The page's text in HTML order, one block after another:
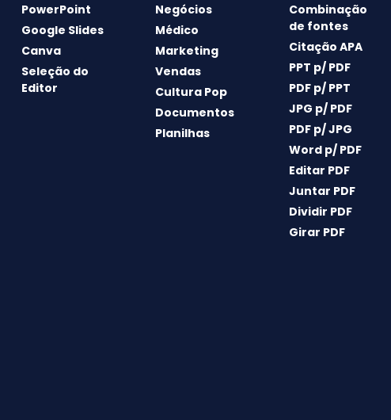
PowerPoint
Google Slides
Canva
Seleção do
Editor
Negócios
Médico
Marketing
Vendas
Cultura Pop
Documentos
Planilhas
Combinação
de fontes
Citação APA
PPT p/ PDF
PDF p/ PPT
JPG p/ PDF
PDF p/ JPG
Word p/ PDF
Editar PDF
Juntar PDF
Dividir PDF
Girar PDF